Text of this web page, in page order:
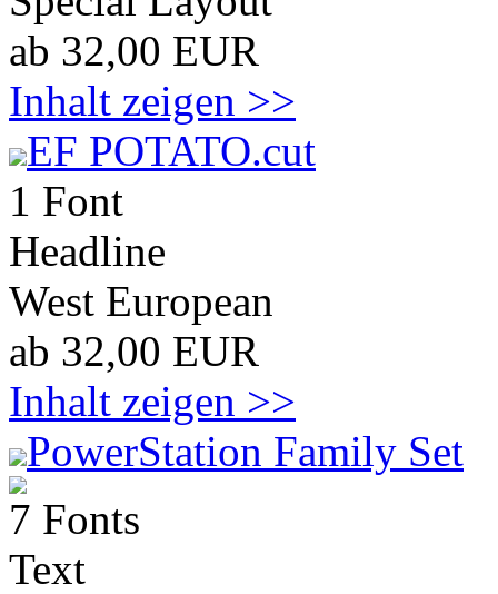
ab 32,00 EUR
Inhalt zeigen >>
EF POTATO.cut
1 Font
Headline
West European
ab 32,00 EUR
Inhalt zeigen >>
PowerStation Family Set
7 Fonts
Text